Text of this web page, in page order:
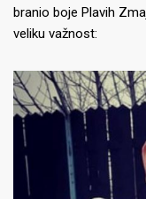
branio boje Plavih
veliku važnost: